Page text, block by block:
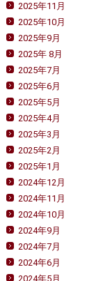
2025年11月
2025年10月
2025年9月
2025年 8月
2025年7月
2025年6月
2025年5月
2025年4月
2025年3月
2025年2月
2025年1月
2024年12月
2024年11月
2024年10月
2024年9月
2024年7月
2024年6月
2024年5月